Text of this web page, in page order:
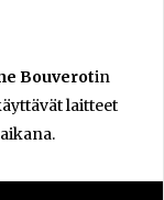
Bouverotin
laitteet